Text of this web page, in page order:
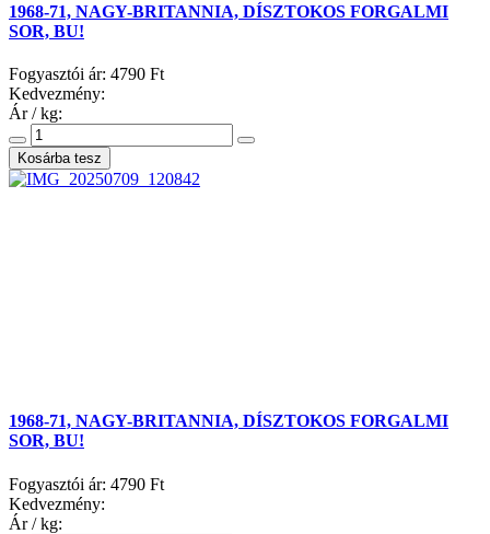
1968-71, NAGY-BRITANNIA, DÍSZTOKOS FORGALMI
SOR, BU!
Fogyasztói ár: 4790 Ft
Kedvezmény:
Ár / kg:
1968-71, NAGY-BRITANNIA, DÍSZTOKOS FORGALMI
SOR, BU!
Fogyasztói ár: 4790 Ft
Kedvezmény:
Ár / kg: